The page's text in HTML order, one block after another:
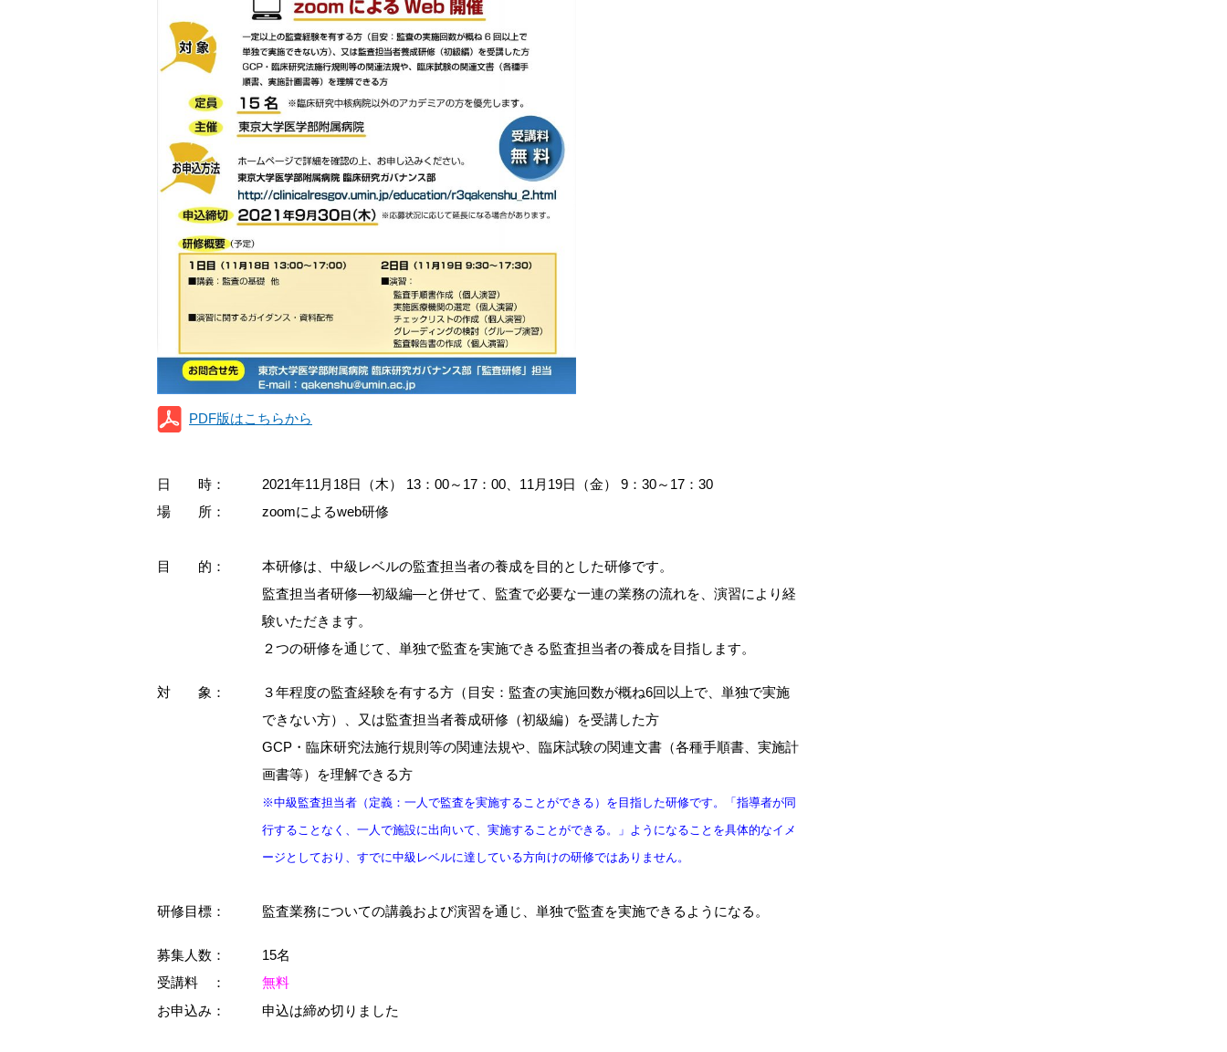
PDF版はこちらから
日 時：
2021年11月18日（木） 13：00～17：00、11月19日（金） 9：30～17：30
場 所：
zoomによるweb研修
目 的：
本研修は、中級レベルの監査担当者の養成を目的とした研修です。
監査担当者研修―初級編―と併せて、監査で必要な一連の業務の流れを、演習により経
験いただきます。
２つの研修を通じて、単独で監査を実施できる監査担当者の養成を目指します。
対 象：
３年程度の監査経験を有する方（目安：監査の実施回数が概ね6回以上で、単独で実施
できない方）、又は監査担当者養成研修（初級編）を受講した方
GCP・臨床研究法施行規則等の関連法規や、臨床試験の関連文書（各種手順書、実施計
画書等）を理解できる方
※中級監査担当者（定義：一人で監査を実施することができる）を目指した研修です。「指導者が同
行することなく、一人で施設に出向いて、実施することができる。」ようになることを具体的なイメ
ージとしており、すでに中級レベルに達している方向けの研修ではありません。
研修目標： 監査業務についての講義および演習を通じ、単独で監査を実施できるようになる。
募集人数：
15名
受講料 ：
無料
お申込み：
申込は締め切りました